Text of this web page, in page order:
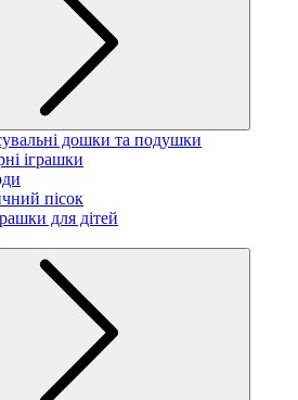
дошки та подушки
іграшки
пісок
для дітей